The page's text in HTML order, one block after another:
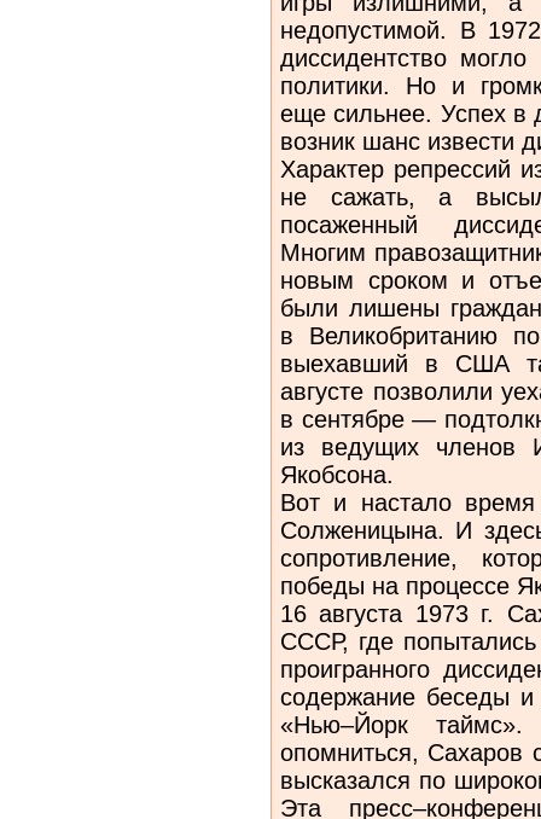
недопустимой. В
диссидентство
политики. Но и
еще сильнее. Успех в
возник шанс извести
Характер репрессий
не сажать, а
посаженный
Многим
новым сроком и
были лишены
в Великобританию
выехавший в США
августе позволили
в сентябре —
из ведущих членов
Якобсона.
Вот и настало
Солженицына. И
сопротивление,
победы на процессе
16 августа 1973 г.
СССР, где попытались
проигранного
содержание беседы
«Нью–Йорк
опомниться, Сахаров
высказался по
Эта